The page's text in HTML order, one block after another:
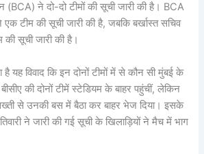
(BCA) ने दो-दो टीमों की सूची जारी की है। BCA
एक टीम की सूची जारी की है, जबकि बर्खास्त सचिव
सूची जारी की है।
यह विवाद कि इन दोनों टीमों में से कौन सी मुंबई के
की दोनों टीमें स्टेडियम के बाहर पहुंचीं, लेकिन
से उनकी बस में बैठा कर बाहर भेज दिया। इसके
ने जारी की गई सूची के खिलाड़ियों ने मैच में भाग